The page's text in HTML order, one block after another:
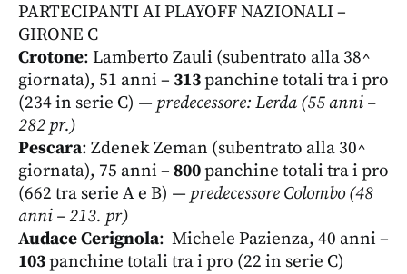
PARTECIPANTI AI PLAYOFF NAZIONALI –
GIRONE C
Crotone: Lamberto Zauli (subentrato alla 38^
giornata), 51 anni – 313panchine totali tra i pro
(234 in serie C) — predecessore: Lerda (55 anni –
282 pr.)
Pescara: Zdenek Zeman (subentrato alla 30^
giornata), 75 anni – 800panchine totali tra i pro
(662 tra serie A e B) — predecessore Colombo (48
anni – 213. pr)
Audace Cerignola: Michele Pazienza, 40 anni –
103panchine totali tra i pro (22 in serie C)